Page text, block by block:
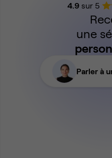
4.9sur 5
une
Parler à